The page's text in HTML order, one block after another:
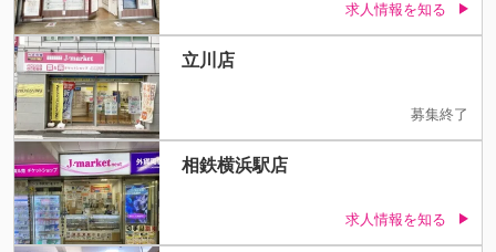
求人情報を知る
立川店
募集終了
相鉄横浜駅店
求人情報を知る